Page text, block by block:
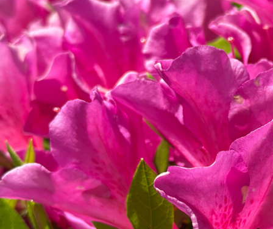
よくあるご質問
交通アクセス
お問い合わせ
プライバシーポリシー